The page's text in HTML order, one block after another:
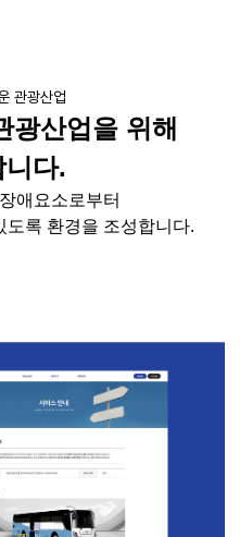
관광산업
광산업을 위해
다.
애요소로부터
도록 환경을 조성합니다.